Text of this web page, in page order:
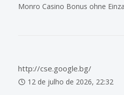
Monro Casino Bonus ohne
http://cse.google.bg/
12 de julho de 2026, 22:32